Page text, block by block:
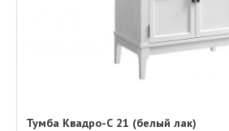
Тумба Квадро-С 21 (белый лак)